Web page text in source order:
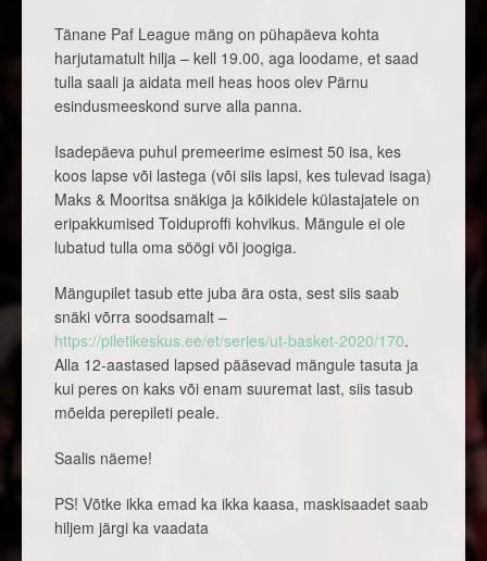
Tänane Paf League mäng on pühapäeva kohta
harjutamatult hilja – kell 19.00, aga loodame, et saad
tulla saali ja aidata meil heas hoos olev Pärnu
esindusmeeskond surve alla panna.
Isadepäeva puhul premeerime esimest 50 isa, kes
koos lapse või lastega (või siis lapsi, kes tulevad isaga)
Maks & Mooritsa snäkiga ja kõikidele külastajatele on
eripakkumised Toiduproffi kohvikus. Mängule ei ole
lubatud tulla oma söögi või joogiga.
Mängupilet tasub ette juba ära osta, sest siis saab
snäki võrra soodsamalt –
https://piletikeskus.ee/et/series/ut-basket-2020/170.
Alla 12-aastased lapsed pääsevad mängule tasuta ja
kui peres on kaks või enam suuremat last, siis tasub
mõelda perepileti peale.
Saalis näeme!
PS! Võtke ikka emad ka ikka kaasa, maskisaadet saab
hiljem järgi ka vaadata